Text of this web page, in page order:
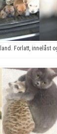
Forlatt, innelåst